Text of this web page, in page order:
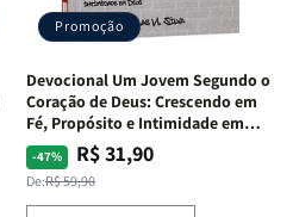
Promoção
Devocional Um Jovem Segundo o
Coração de Deus: Crescendo em
Fé, Propósito e Intimidade em
Deus
-47%
Preço
normal
De:R$ 59,90
Preço
promocional
R$ 31,90